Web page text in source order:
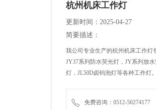
杭州机床工作灯
更新时间：2025-04-27
简要描述：
我公司专业生产的杭州机床工作灯
JY37系列防水荧光灯，JY系列放
灯，JL50D卤钨泡灯等各种工作灯。
免费咨询：0512-50274177